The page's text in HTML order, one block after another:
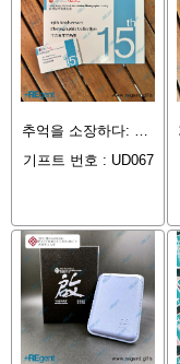
추억을 소장하다: 홍콩 의학회 사진회 '카드형 USB' 맞춤 제작, 디지털 시대의 예술 매개체
기프트 번호 : UD067